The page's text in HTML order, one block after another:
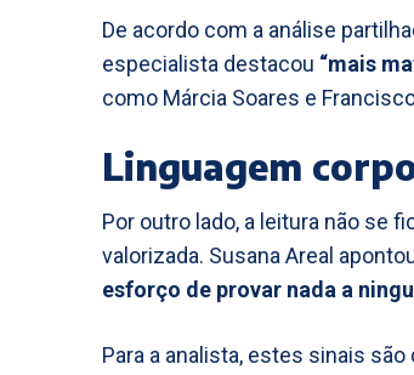
De acordo com a análise
especialista destacou “mais
como Márcia Soares e
Linguagem
Por outro lado, a leitura não se
valorizada. Susana Areal
esforço de provar nada a
Para a analista, estes sinais